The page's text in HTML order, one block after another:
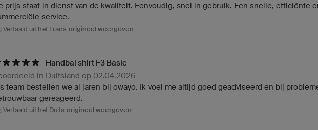
prijs staat in dienst van de kwaliteit. Eenvoudig, snel in gebruik. Een snelle, efficiënte
service.
Vertaald uit het Frans origineel weergeven
Handbal shirt F3 Basic
in Duitsland op 02.04.2026
team bestellen we al jaren bij owayo. Ik voel me altijd goed geadviseerd en bij
gereageerd.
Vertaald uit het Duits origineel weergeven